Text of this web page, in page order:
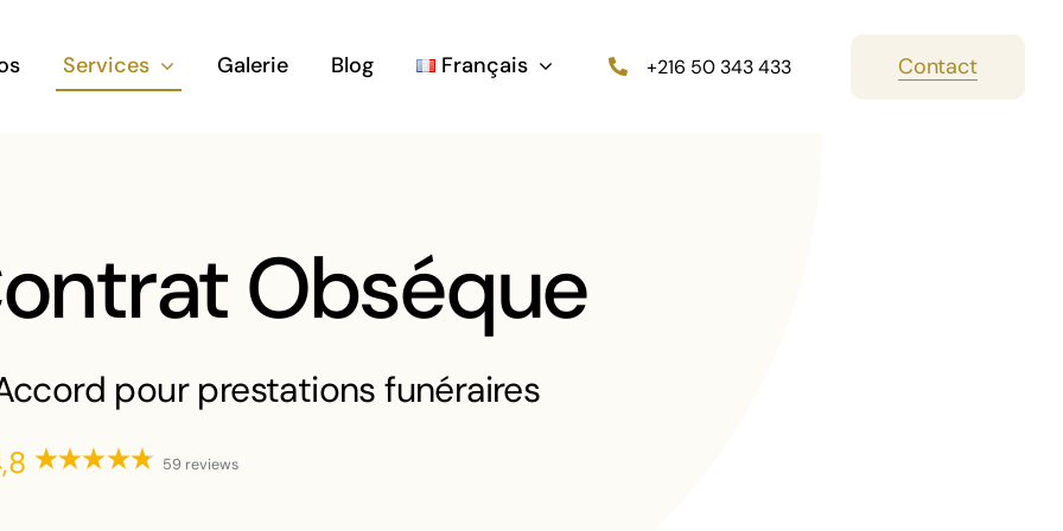
Services Galerie Blog Français +216 50 343 433 Contact
Obséque
pour prestations funéraires
59 reviews